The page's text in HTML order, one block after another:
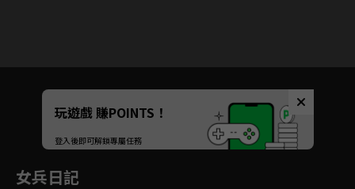
Unmute
如有不便請見諒
玩遊戲 賺POINTS！
登入後即可解鎖專屬任務
女兵日記